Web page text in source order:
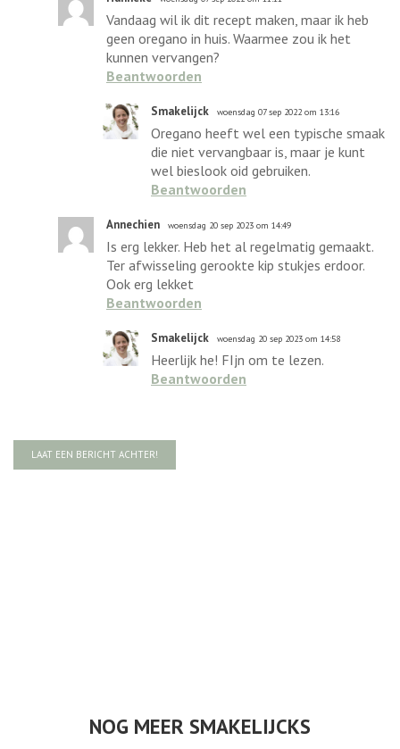
Vandaag wil ik dit recept maken, maar ik heb
geen oregano in huis. Waarmee zou ik het
kunnen vervangen?
Beantwoorden
Smakelijck woensdag 07 sep 2022 om 13:16
Oregano heeft wel een typische smaak
die niet vervangbaar is, maar je kunt
wel bieslook oid gebruiken.
Beantwoorden
Annechien woensdag 20 sep 2023 om 14:49
Is erg lekker. Heb het al regelmatig gemaakt.
Ter afwisseling gerookte kip stukjes erdoor.
Ook erg lekket
Beantwoorden
Smakelijck woensdag 20 sep 2023 om 14:58
Heerlijk he! FIjn om te lezen.
Beantwoorden
LAAT EEN BERICHT ACHTER!
NOG MEER SMAKELIJCKS